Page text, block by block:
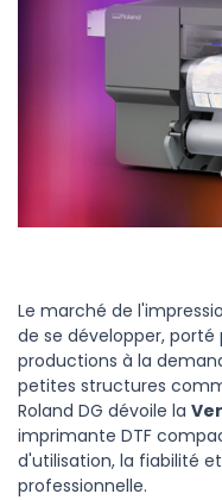
Le marché de
de se développer,
productions à la
petites structures
Roland DG dévoile la
imprimante DTF
d'utilisation, la fiabilité
professionnelle.